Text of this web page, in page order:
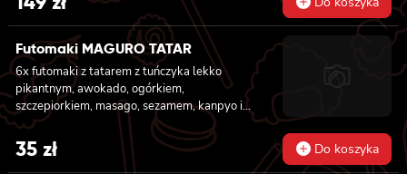
philadelphia, ogórkiem, majonezem lekko
pikantnym i sezamem owinięta krewetką, 8x
california z krewetką w tempurze, ogórkiem,
majonezem lekko pikantnym, sosem teriyaki i
sezamem owinięta węgorzem i awokado
Futomaki MAGURO TATAR
6x futomaki z tatarem z tuńczyka lekko
pikantnym, awokado, ogórkiem,
szczepiorkiem, masago, sezamem, kanpyo i
sałatą
35 zł Do koszyka